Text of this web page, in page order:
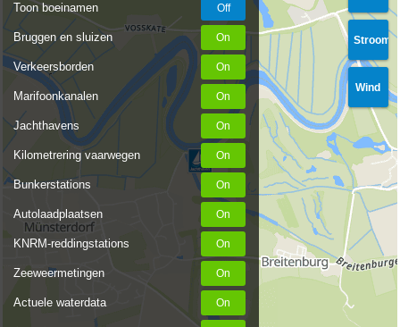
Toon boeinamen
Bruggen en sluizen
Verkeersborden
Marifoonkanalen
Jachthavens
Kilometrering vaarwegen
Bunkerstations
Autolaadplaatsen
KNRM-reddingstations
Zeeweermetingen
Actuele waterdata
Stroom
Wind